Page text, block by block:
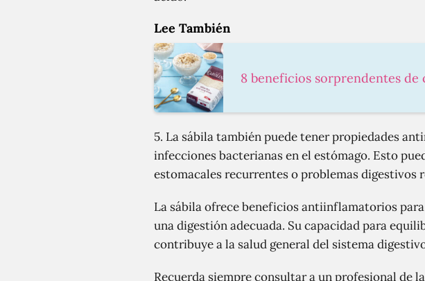
Lee También
8 beneficios sorprendentes de
5. La sábila también puede tener propiedades
infecciones bacterianas en el estómago. Esto
estomacales recurrentes o problemas digestivos
La sábila ofrece beneficios antiinflamatorios
una digestión adecuada. Su capacidad para
contribuye a la salud general del sistema
Recuerda siempre consultar a un profesional de